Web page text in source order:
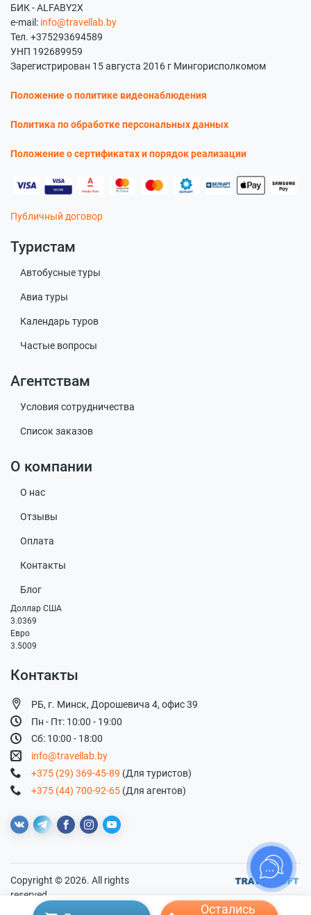
Остались
БИК - ALFABY2X
e-mail: info@travellab.by
Тел. +375293694589
УНП 192689959
Зарегистрирован 15 августа 2016 г Мингорисполкомом
Положение о политике видеонаблюдения
Политика по обработке персональных данных
Положение о сертификатах и порядок реализации
Публичный договор
Туристам
Автобусные туры
Авиа туры
Календарь туров
Частые вопросы
Агентствам
Условия сотрудничества
Список заказов
О компании
О нас
Отзывы
Оплата
Контакты
Блог
Доллар США
3.0369
Евро
3.5009
Контакты
РБ, г. Минск, Дорошевича 4, офис 39
Пн - Пт: 10:00 - 19:00
Сб: 10:00 - 18:00
info@travellab.by
+375 (29) 369-45-89 (Для туристов)
+375 (44) 700-92-65 (Для агентов)
Copyright © 2026. All rights
reserved.